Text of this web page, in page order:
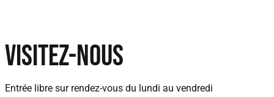
VISITEZ-NOUS
Entrée libre sur rendez‑vous du lundi au vendredi